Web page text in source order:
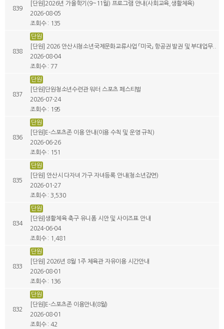
839
[단원]2026년 가을학기(9~11월) 프로그램 안내(사회교육,생활체육)
2026-08-05
조회수 : 135
838
단원
[단원] 2026 안산시청소년국제문화교류사업 「미국」 항공권 발권 및 부대업무..
2026-08-04
조회수 : 77
837
단원
[단원]단원청소년수련관 워터 스포츠 페스티벌
2026-07-24
조회수 : 195
836
단원
[단원]E-스포츠존 이용 안내(이용 수칙 및 운영 규칙)
2026-06-26
조회수 : 151
835
단원
[단원] 안산시 다자녀 가구 자녀등록 안내(청소년감면)
2026-01-27
조회수 : 3,530
834
단원
[단원]생활체육 축구 유니폼 시안 및 사이즈표 안내
2024-06-04
조회수 : 1,481
833
단원
[단원] 2026년 8월 1주 체육관 자유이용 시간안내
2026-08-01
조회수 : 136
832
단원
[단원]E-스포츠존 이용안내(8월)
2026-08-01
조회수 : 42